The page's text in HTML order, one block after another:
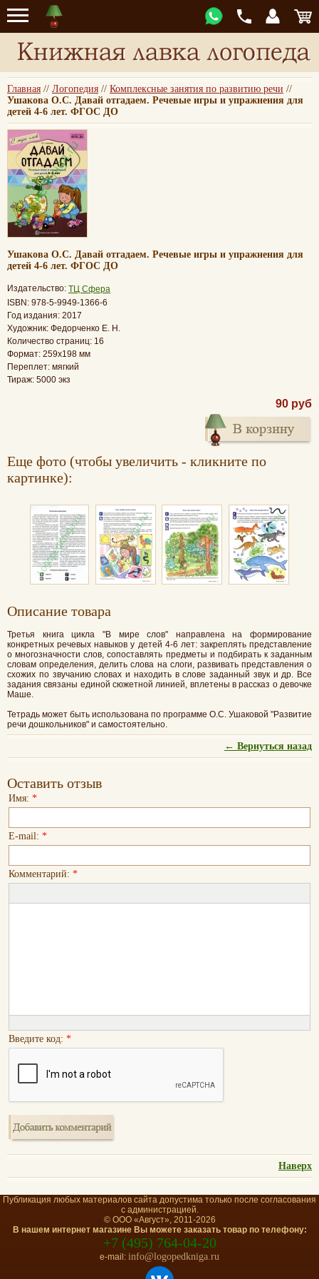
Главная // Логопедия // Комплексные занятия по развитию речи //
Ушакова О.С. Давай отгадаем. Речевые игры и упражнения для
детей 4-6 лет. ФГОС ДО
Ушакова О.С. Давай отгадаем. Речевые игры и упражнения для
детей 4-6 лет. ФГОС ДО
Издательство: ТЦ Сфера
ISBN: 978-5-9949-1366-6
Год издания: 2017
Художник: Федорченко Е. Н.
Количество страниц: 16
Формат: 259x198 мм
Переплет: мягкий
Тираж: 5000 экз
90 руб
Еще фото (чтобы увеличить - кликните по
картинке):
Oписание товара
Третья книга цикла "В мире слов" направлена на формирование
конкретных речевых навыков у детей 4-6 лет: закреплять представление
о многозначности слов, сопоставлять предметы и подбирать к заданным
словам определения, делить слова на слоги, развивать представления о
схожих по звучанию словах и находить в слове заданный звук и др. Все
задания связаны единой сюжетной линией, вплетены в рассказ о девочке
Маше.
Тетрадь может быть использована по программе О.С. Ушаковой "Развитие
речи дошкольников" и самостоятельно.
← Вернуться назад
Оставить отзыв
Имя: *
E-mail: *
Комментарий: *
Введите код: *
Наверх
Публикация любых материалов сайта допустима только после согласования
с администрацией.
© ООО «Август», 2011-2026
В нашем интернет магазине Вы можете заказать товар по телефону:
+7 (495) 764-04-20
e-mail: info@logopedkniga.ru